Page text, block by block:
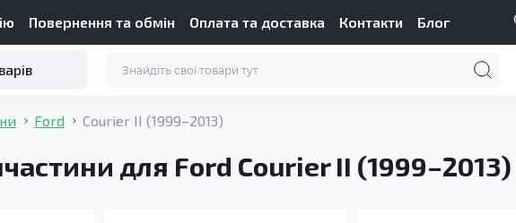
Повернення та обмін Оплата та доставка Контакти Блог
Ford Courier II (1999–2013)
для Ford Courier II (1999–2013)